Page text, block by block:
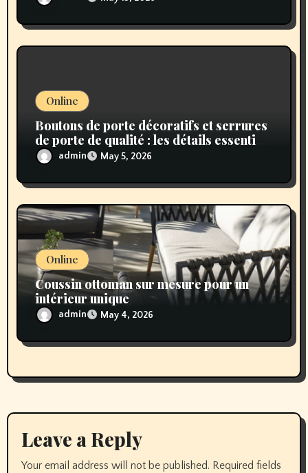
Online
Boutons de porte décoratifs et serrures
de porte de qualité : les détails essentiels
pour un intérieur élégant et sécurisé
admin May 5, 2026
Online
Coussin ottoman sur mesure pour un
intérieur unique
admin May 4, 2026
Leave a Reply
Your email address will not be published. Required fields